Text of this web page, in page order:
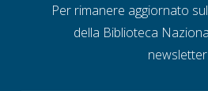
Per rimanere aggiornato
della Biblioteca
newsletter